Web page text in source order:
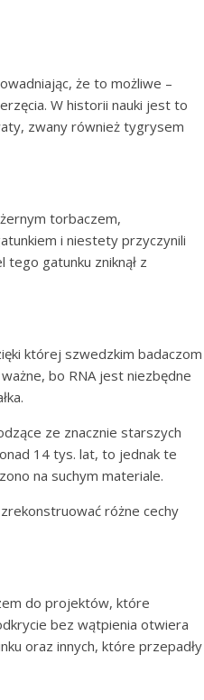
że to możliwe –
W historii nauki jest to
zwany również tygrysem
torbaczem,
i niestety przyczynili
gatunku zniknął z
której szwedzkim badaczom
bo RNA jest niezbędne
ze znacznie starszych
14 tys. lat, to jednak te
na suchym materiale.
różne cechy
do projektów, które
bez wątpienia otwiera
oraz innych, które przepadły